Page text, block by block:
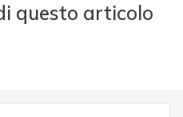
questo articolo